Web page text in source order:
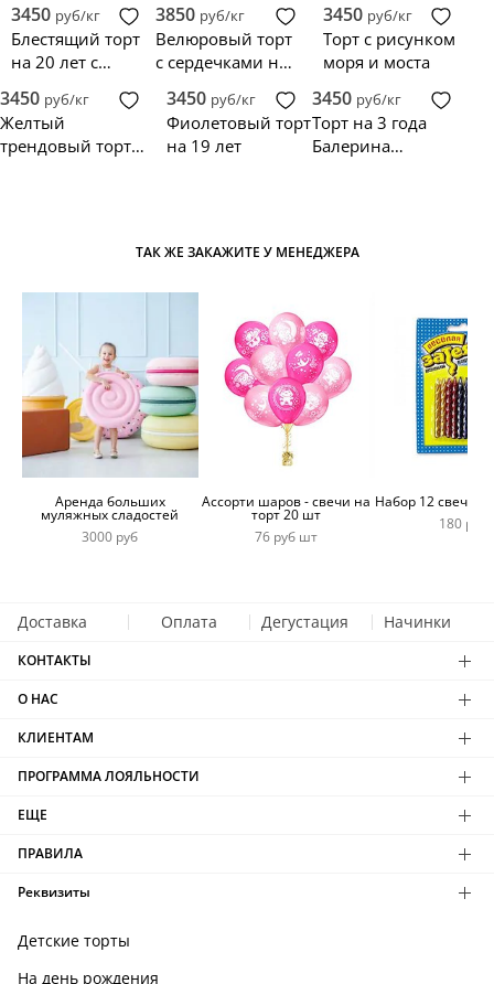
3450 руб/кг
Блестящий торт
на 20 лет с
вишней
3850 руб/кг
Велюровый торт
с сердечками на
3450 руб/кг
Торт с рисунком
моря и моста
3450 руб/кг
Желтый
трендовый торт с
3450 руб/кг
Фиолетовый торт
на 19 лет
3450 руб/кг
Торт на 3 года
Балерина
ТАК ЖЕ ЗАКАЖИТЕ У МЕНЕДЖЕРА
Аренда больших
муляжных сладостей
3000 руб
Ассорти шаров - свечи на
торт 20 шт
76 руб шт
Набор 12 свечей
180 руб
Доставка Оплата Дегустация Начинки
КОНТАКТЫ
О НАС
КЛИЕНТАМ
ПРОГРАММА ЛОЯЛЬНОСТИ
ЕЩЕ
ПРАВИЛА
Реквизиты
Детские торты
На день рождения